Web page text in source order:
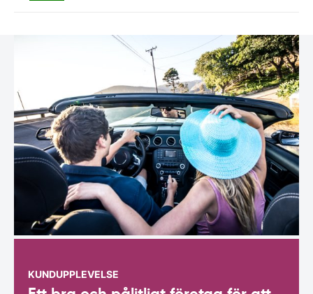
KUNDUPPLEVELSE